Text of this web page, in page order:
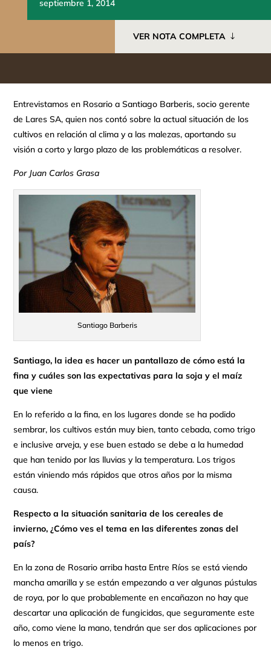
septiembre 1, 2014
VER NOTA COMPLETA
Entrevistamos en Rosario a Santiago Barberis, socio gerente
de Lares SA, quien nos contó sobre la actual situación de los
cultivos en relación al clima y a las malezas, aportando su
visión a corto y largo plazo de las problemáticas a resolver.
Por Juan Carlos Grasa
Santiago Barberis
Santiago, la idea es hacer un pantallazo de cómo está la
fina y cuáles son las expectativas para la soja y el maíz
que viene
En lo referido a la fina, en los lugares donde se ha podido
sembrar, los cultivos están muy bien, tanto cebada, como trigo
e inclusive arveja, y ese buen estado se debe a la humedad
que han tenido por las lluvias y la temperatura. Los trigos
están viniendo más rápidos que otros años por la misma
causa.
Respecto a la situación sanitaria de los cereales de
invierno, ¿Cómo ves el tema en las diferentes zonas del
país?
En la zona de Rosario arriba hasta Entre Ríos se está viendo
mancha amarilla y se están empezando a ver algunas pústulas
de roya, por lo que probablemente en encañazon no hay que
descartar una aplicación de fungicidas, que seguramente este
año, como viene la mano, tendrán que ser dos aplicaciones por
lo menos en trigo.